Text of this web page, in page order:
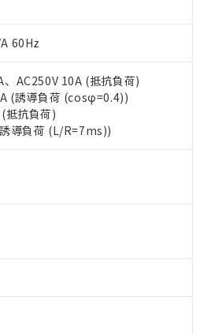
60Hz
、AC250V 10A (抵抗負荷)
(誘導負荷 (cosφ=0.4))
抵抗負荷)
導負荷 (L/R=7ms))
意のうえご利用ください。
10物質）の非含有に対応した製品が提
質）の非含有に対応した製品に切り替
10物質）の非含有の対応状況を調査中
形物で、有害物質有無と関係のない商品
国RoHSの基準値以下であることを示